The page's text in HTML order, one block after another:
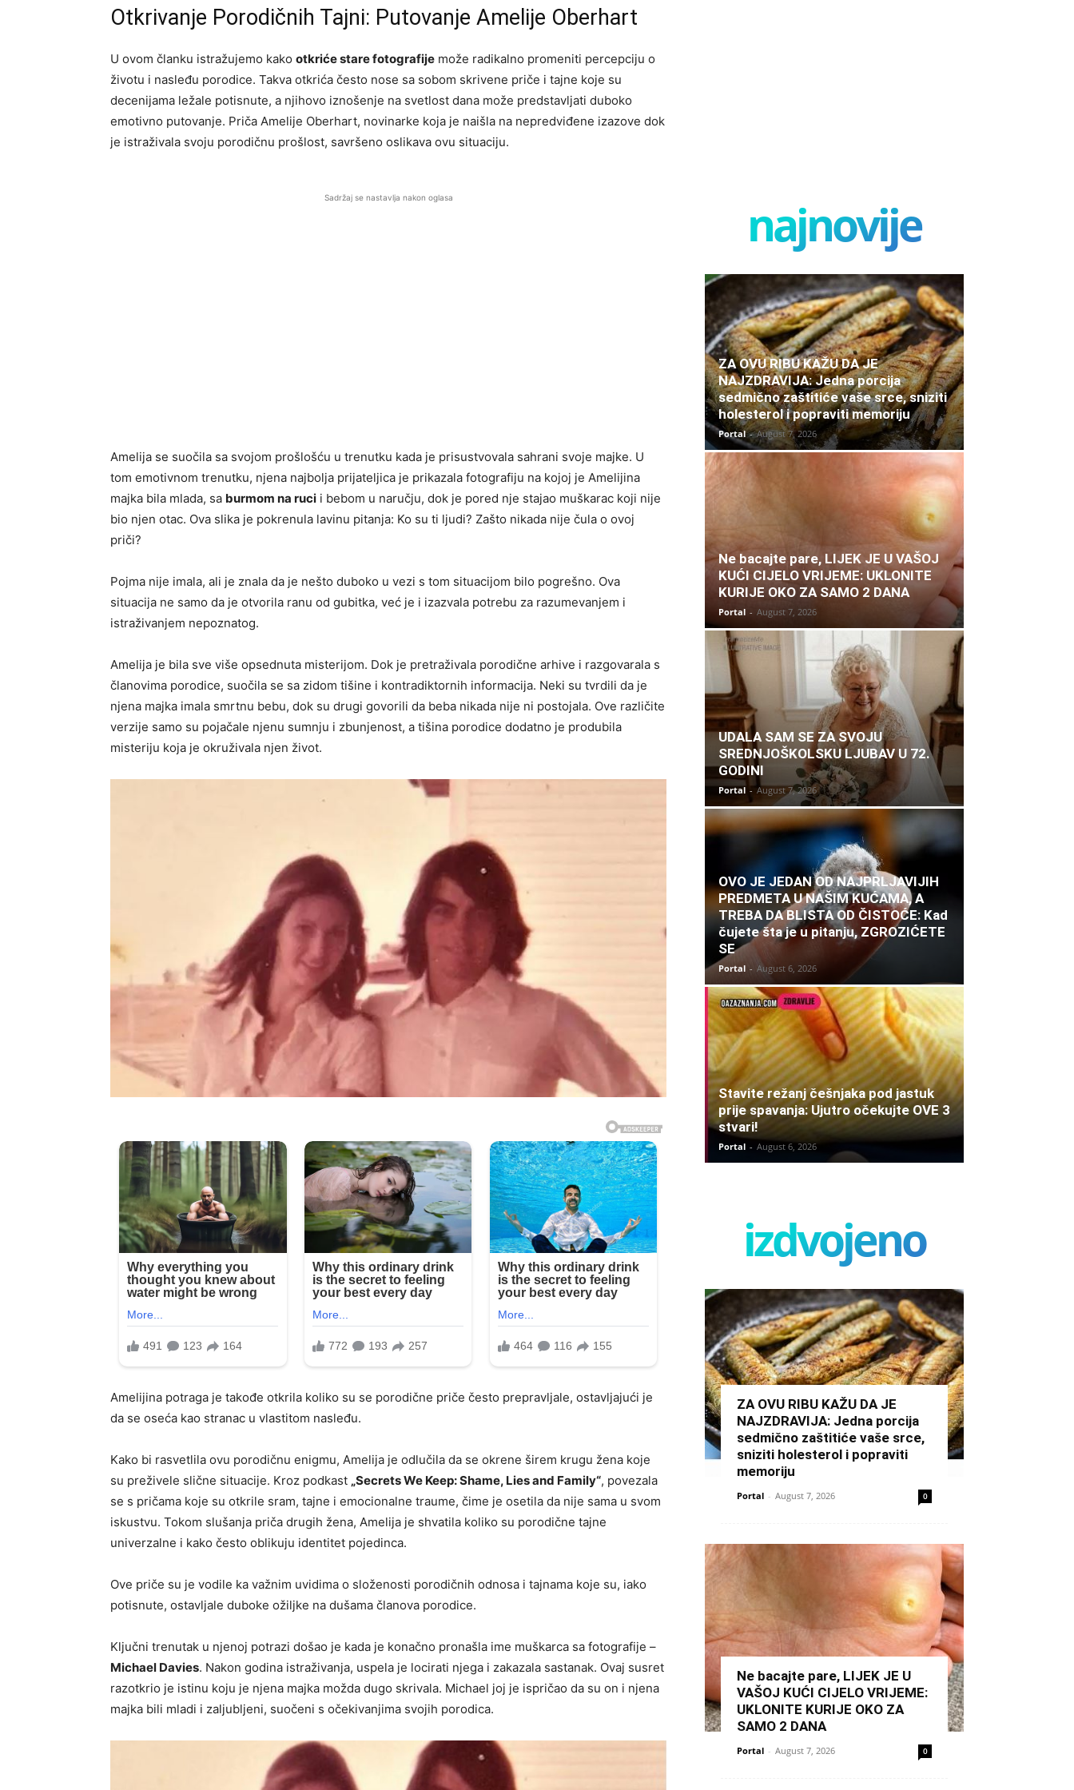
Otkrivanje Porodičnih Tajni: Putovanje Amelije Oberhart
U ovom članku istražujemo kako otkriće stare fotografije može radikalno promeniti percepciju o
životu i nasleđu porodice. Takva otkrića često nose sa sobom skrivene priče i tajne koje su
decenijama ležale potisnute, a njihovo iznošenje na svetlost dana može predstavljati duboko
emotivno putovanje. Priča Amelije Oberhart, novinarke koja je naišla na nepredviđene izazove dok
je istraživala svoju porodičnu prošlost, savršeno oslikava ovu situaciju.
Sadržaj se nastavlja nakon oglasa
Amelija se suočila sa svojom prošlošću u trenutku kada je prisustvovala sahrani svoje majke. U
tom emotivnom trenutku, njena najbolja prijateljica je prikazala fotografiju na kojoj je Amelijina
majka bila mlada, sa burmom na ruci i bebom u naručju, dok je pored nje stajao muškarac koji nije
bio njen otac. Ova slika je pokrenula lavinu pitanja: Ko su ti ljudi? Zašto nikada nije čula o ovoj
priči?
Pojma nije imala, ali je znala da je nešto duboko u vezi s tom situacijom bilo pogrešno. Ova
situacija ne samo da je otvorila ranu od gubitka, već je i izazvala potrebu za razumevanjem i
istraživanjem nepoznatog.
Amelija je bila sve više opsednuta misterijom. Dok je pretraživala porodične arhive i razgovarala s
članovima porodice, suočila se sa zidom tišine i kontradiktornih informacija. Neki su tvrdili da je
njena majka imala smrtnu bebu, dok su drugi govorili da beba nikada nije ni postojala. Ove različite
verzije samo su pojačale njenu sumnju i zbunjenost, a tišina porodice dodatno je produbila
misteriju koja je okruživala njen život.
Amelijina potraga je takođe otkrila koliko su se porodične priče često prepravljale, ostavljajući je
da se oseća kao stranac u vlastitom nasleđu.
Kako bi rasvetlila ovu porodičnu enigmu, Amelija je odlučila da se okrene širem krugu žena koje
su preživele slične situacije. Kroz podkast „Secrets We Keep: Shame, Lies and Family“, povezala
se s pričama koje su otkrile sram, tajne i emocionalne traume, čime je osetila da nije sama u svom
iskustvu. Tokom slušanja priča drugih žena, Amelija je shvatila koliko su porodične tajne
univerzalne i kako često oblikuju identitet pojedinca.
Ove priče su je vodile ka važnim uvidima o složenosti porodičnih odnosa i tajnama koje su, iako
potisnute, ostavljale duboke ožiljke na dušama članova porodice.
Ključni trenutak u njenoj potrazi došao je kada je konačno pronašla ime muškarca sa fotografije –
Michael Davies. Nakon godina istraživanja, uspela je locirati njega i zakazala sastanak. Ovaj susret
razotkrio je istinu koju je njena majka možda dugo skrivala. Michael joj je ispričao da su on i njena
majka bili mladi i zaljubljeni, suočeni s očekivanjima svojih porodica.
najnovije
ZA OVU RIBU KAŽU DA JE
NAJZDRAVIJA: Jedna porcija
sedmično zaštitiće vaše srce, sniziti
holesterol i popraviti memoriju
Portal - August 7, 2026
Ne bacajte pare, LIJEK JE U VAŠOJ
KUĆI CIJELO VRIJEME: UKLONITE
KURIJE OKO ZA SAMO 2 DANA
Portal - August 7, 2026
UDALA SAM SE ZA SVOJU
SREDNJOŠKOLSKU LJUBAV U 72.
GODINI
Portal - August 7, 2026
OVO JE JEDAN OD NAJPRLJAVIJIH
PREDMETA U NAŠIM KUĆAMA, A
TREBA DA BLISTA OD ČISTOĆE: Kad
čujete šta je u pitanju, ZGROZIĆETE
SE
Portal - August 6, 2026
Stavite režanj češnjaka pod jastuk
prije spavanja: Ujutro očekujte OVE 3
stvari!
Portal - August 6, 2026
izdvojeno
ZA OVU RIBU KAŽU DA JE
NAJZDRAVIJA: Jedna porcija
sedmično zaštitiće vaše srce,
sniziti holesterol i popraviti
memoriju
Portal - August 7, 2026 0
Ne bacajte pare, LIJEK JE U
VAŠOJ KUĆI CIJELO VRIJEME:
UKLONITE KURIJE OKO ZA
SAMO 2 DANA
Portal - August 7, 2026 0